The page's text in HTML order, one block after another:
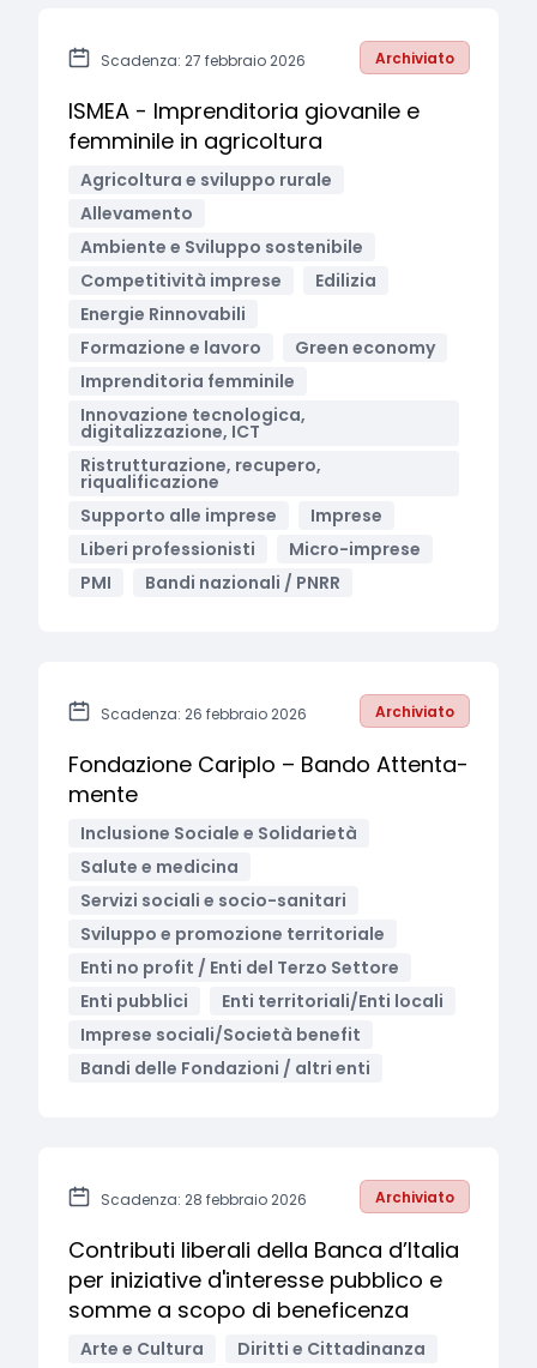
Scadenza: 27 febbraio 2026 Archiviato
ISMEA - Imprenditoria giovanile e
femminile in agricoltura
Agricoltura e sviluppo rurale
Allevamento
Ambiente e Sviluppo sostenibile
Competitività imprese
Edilizia
Energie Rinnovabili
Formazione e lavoro
Green economy
Imprenditoria femminile
Innovazione tecnologica,
digitalizzazione, ICT
Ristrutturazione, recupero,
riqualificazione
Supporto alle imprese
Imprese
Liberi professionisti
Micro-imprese
PMI
Bandi nazionali / PNRR
Scadenza: 26 febbraio 2026 Archiviato
Fondazione Cariplo – Bando Attenta-
mente
Inclusione Sociale e Solidarietà
Salute e medicina
Servizi sociali e socio-sanitari
Sviluppo e promozione territoriale
Enti no profit / Enti del Terzo Settore
Enti pubblici
Enti territoriali/Enti locali
Imprese sociali/Società benefit
Bandi delle Fondazioni / altri enti
Scadenza: 28 febbraio 2026 Archiviato
Contributi liberali della Banca d’Italia
per iniziative d'interesse pubblico e
somme a scopo di beneficenza
Arte e Cultura
Diritti e Cittadinanza